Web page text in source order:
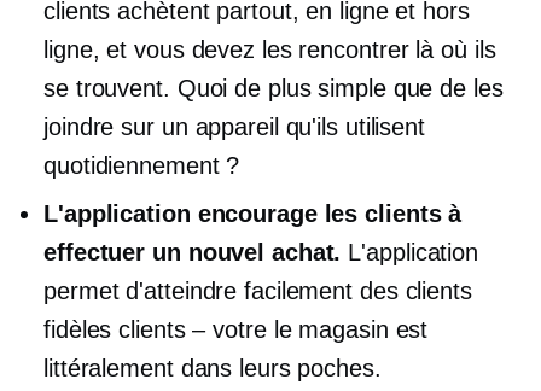
clients achètent partout, en ligne et hors
ligne, et vous devez les rencontrer là où ils
se trouvent. Quoi de plus simple que de les
joindre sur un appareil qu'ils utilisent
quotidiennement ?
L'application encourage les clients à
effectuer un nouvel achat. L'application
permet d'atteindre facilement des clients
fidèlesclients – votrele magasin est
littéralement dans leurs poches.